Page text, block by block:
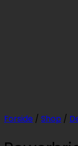
Forside / Shop /